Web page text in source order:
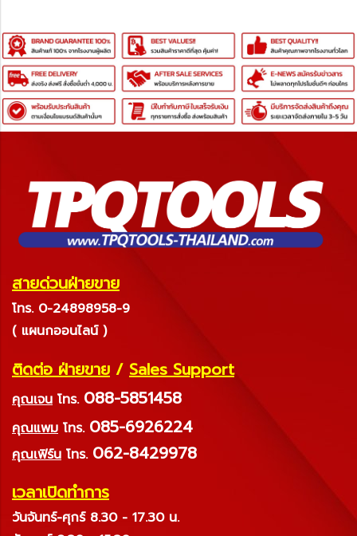
สายด่วนฝ่ายขาย
โทร. 0-24898958-9
( แผนกออนไลน์ )
ติดต่อ ฝ่ายขาย / Sales Support
คุณเจน โทร. 088-5851458
คุณแพม โทร. 085-6926224
คุณเฟิร์น โทร. 062-8429978
เวลาเปิดทำการ
วันจันทร์-ศุกร์ 8.30 - 17.30 น.